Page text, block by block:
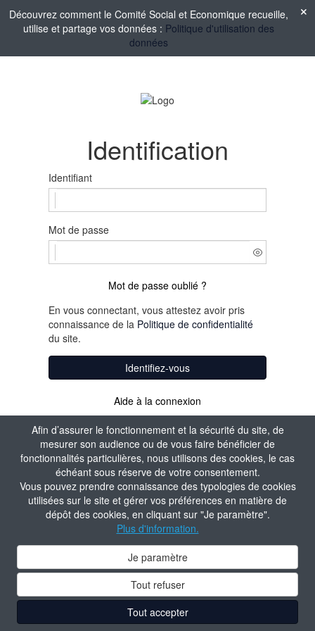
Afin d’assurer le fonctionnement et la sécurité du site, de
mesurer son audience ou de vous faire bénéficier de
fonctionnalités particulières, nous utilisons des cookies, le cas
échéant sous réserve de votre consentement.
Vous pouvez prendre connaissance des typologies de cookies
utilisées sur le site et gérer vos préférences en matière de
dépôt des cookies, en cliquant sur "Je paramètre".
Plus d'information.
Je paramètre
Tout refuser
Tout accepter
Découvrez comment le Comité Social et Economique recueille,
utilise et partage vos données : Politique d'utilisation des
données
Identification
Identifiant
Mot de passe
Mot de passe oublié ?
En vous connectant, vous attestez avoir pris
connaissance de la Politique de confidentialité
du site.
Identifiez-vous
Aide à la connexion